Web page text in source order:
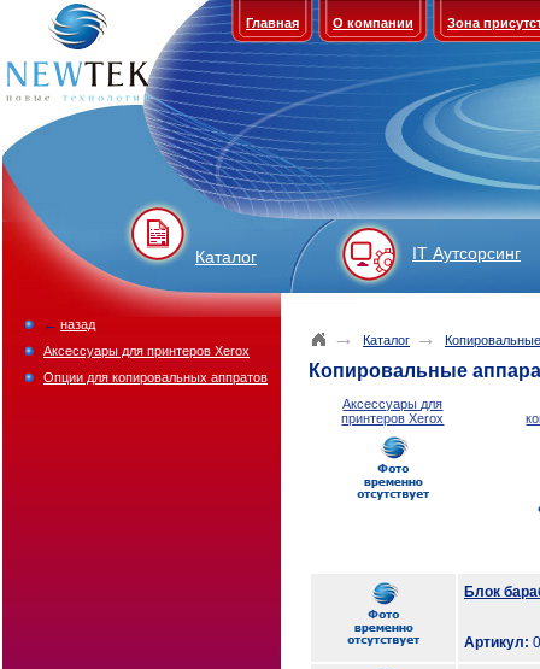
Главная О компании Зона
Каталог IT Аутсорсинг
→ Каталог →
Копировальные
Аксессуары для
принтеров Xerox
Блок
Артикул:
← назад
Аксессуары для принтеров Xerox
Опции для копировальных аппратов